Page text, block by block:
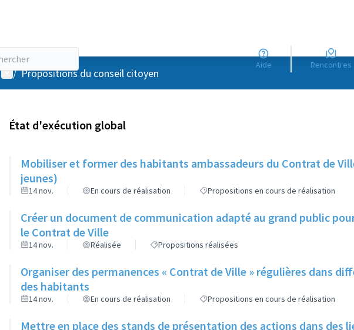
Aide Rencontres
Menu utilisateur
/ Propositions du conseil citoyen
État d'exécution global
Mobiliser et former des habitants ambassadeurs du Contrat de
jeunes)
14 nov. En cours de réalisation Propositions en cours de réalisation
Créer un document de communication adapté au grand public
le Contrat de Ville
14 nov. Réalisée Propositions réalisées
Organiser des permanences « Contrat de Ville » régulières dans
des habitants
14 nov. En cours de réalisation Propositions en cours de réalisation
Mettre en place des stands de présentation des actions dans des